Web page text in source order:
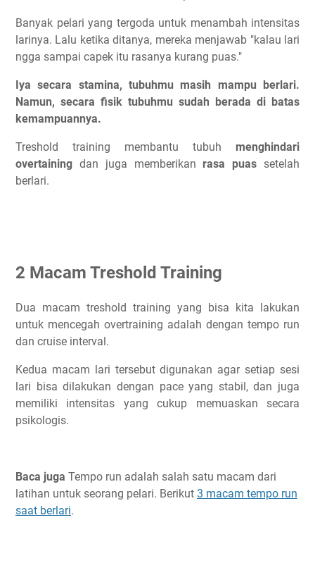
Banyak pelari yang tergoda untuk menambah intensitas
larinya. Lalu ketika ditanya, mereka menjawab "kalau lari
ngga sampai capek itu rasanya kurang puas."
Iya secara stamina, tubuhmu masih mampu berlari.
Namun, secara fisik tubuhmu sudah berada di batas
kemampuannya.
Treshold training membantu tubuh menghindari
overtaining dan juga memberikan rasa puas setelah
berlari.
2 Macam Treshold Training
Dua macam treshold training yang bisa kita lakukan
untuk mencegah overtraining adalah dengan tempo run
dan cruise interval.
Kedua macam lari tersebut digunakan agar setiap sesi
lari bisa dilakukan dengan pace yang stabil, dan juga
memiliki intensitas yang cukup memuaskan secara
psikologis.
Baca juga Tempo run adalah salah satu macam dari
latihan untuk seorang pelari. Berikut 3 macam tempo run
saat berlari.